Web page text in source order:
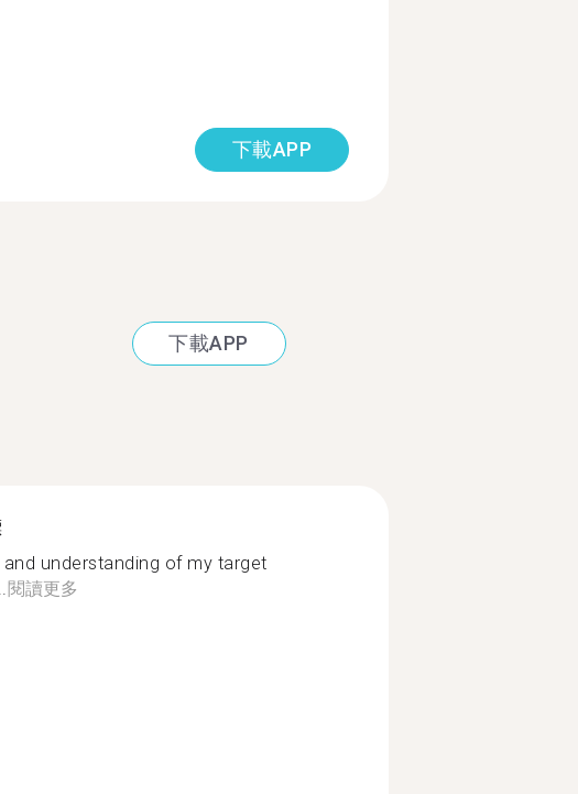
下載APP
下載APP
understanding of my target
閱讀更多